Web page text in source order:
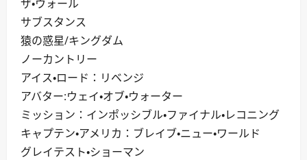
ザ・ウォール
サブスタンス
猿の惑星/キングダム
ノーカントリー
アイス・ロード：リベンジ
アバター:ウェイ・オブ・ウォーター
ミッション：インポッシブル・ファイナル・レコニング
キャプテン・アメリカ：ブレイブ・ニュー・ワールド
グレイテスト・ショーマン